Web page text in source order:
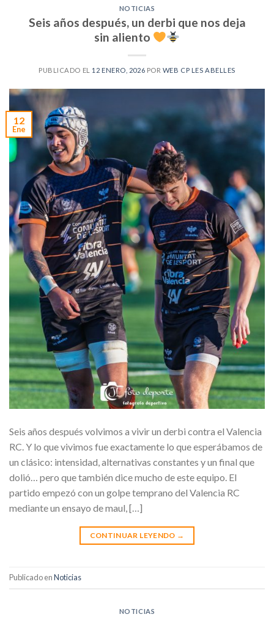
NOTICIAS
Seis años después, un derbi que nos deja
sin aliento
PUBLICADO EL 12 ENERO, 2026 POR WEB CP LES ABELLES
12
Ene
Seis años después volvimos a vivir un derbi contra el Valencia
RC. Y lo que vivimos fue exactamente lo que esperábamos de
un clásico: intensidad, alternativas constantes y un final que
dolió… pero que también dice mucho de este equipo. El
partido empezó con un golpe temprano del Valencia RC
mediante un ensayo de maul, […]
CONTINUAR LEYENDO →
Publicado enNoticias
NOTICIAS